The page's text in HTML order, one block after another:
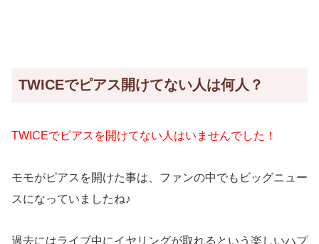
TWICEでピアス開けてない人は何人？
TWICEでピアスを開けてない人はいませんでした！
モモがピアスを開けた事は、ファンの中でもビッグニュー
スになっていましたね♪
過去にはライブ中にイヤリングが取れるという楽しいハプ